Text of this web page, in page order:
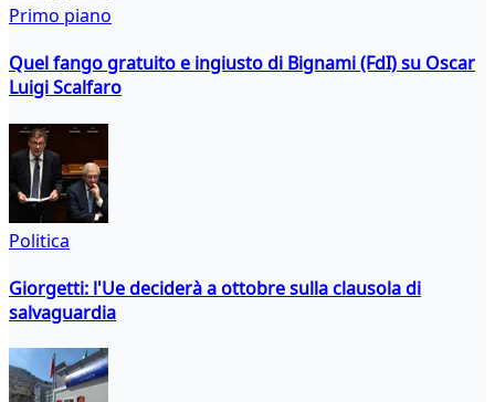
Primo piano
Quel fango gratuito e ingiusto di Bignami (FdI) su Oscar
Luigi Scalfaro
Politica
Giorgetti: l'Ue deciderà a ottobre sulla clausola di
salvaguardia